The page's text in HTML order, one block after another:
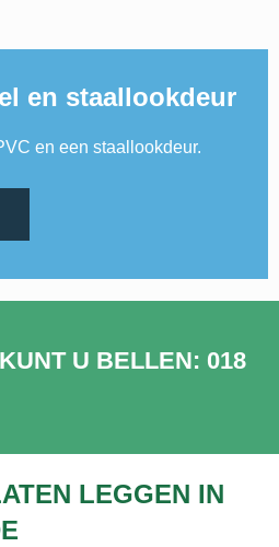
en staallookdeur
en een staallookdeur.
U BELLEN: 018
LEGGEN IN